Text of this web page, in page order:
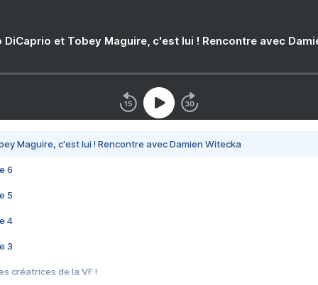
DiCaprio et Tobey Maguire, c'est lui ! Rencontre avec
Maguire, c'est lui ! Rencontre avec Damien Witecka
6
5
4
3
créatrices de la VF !